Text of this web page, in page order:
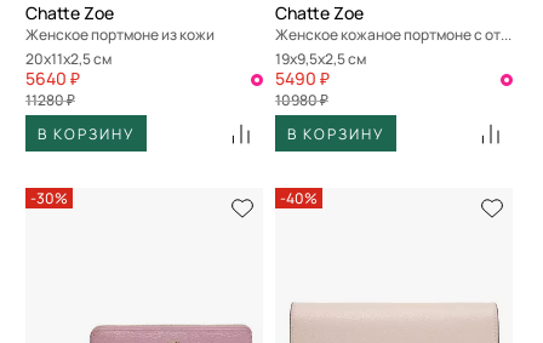
Chatte Zoe
Женское портмоне из кожи
20x11x2,5 см
5640 ₽
11280 ₽
В КОРЗИНУ
Chatte Zoe
Женское кожаное портмоне с откидным клапаном
19x9,5x2,5 см
5490 ₽
10980 ₽
В КОРЗИНУ
-30% -40%